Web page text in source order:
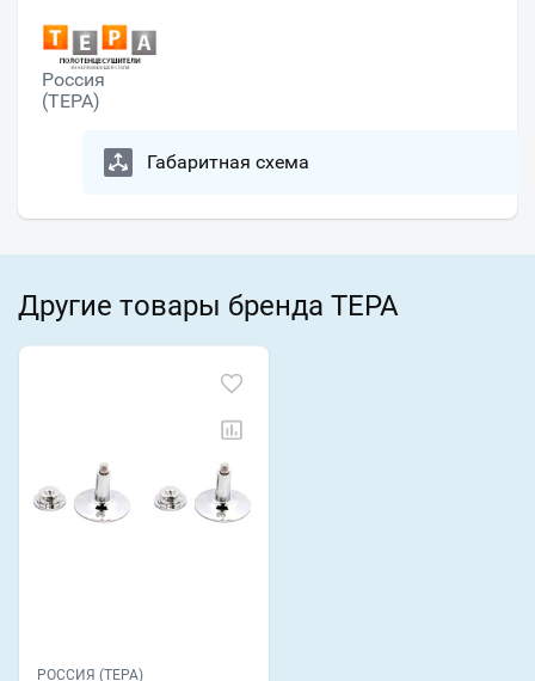
Россия
(ТЕРА)
Габаритная схема
Другие товары бренда ТЕРА
РОССИЯ (ТЕРА)